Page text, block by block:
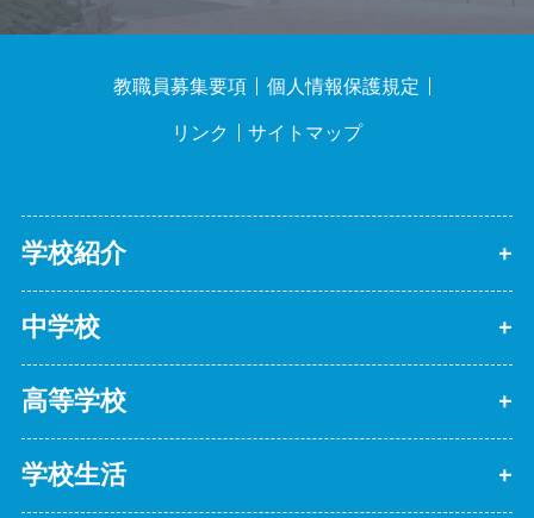
学校紹介
中学校
高等学校
学校生活
教職員募集要項 個人情報保護規定
リンク サイトマップ